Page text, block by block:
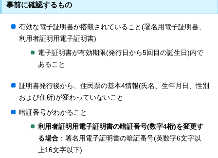
事前に確認するもの
有効な電子証明書が搭載されていること(署名用電子証明書、
利用者証明用電子証明書)
電子証明書が有効期限(発行日から5回目の誕生日)内で
あること
証明書発行後から、住民票の基本4情報(氏名、生年月日、性別
および住所)が変わっていないこと
暗証番号がわかること
利用者証明用電子証明書の暗証番号(数字4桁)を変更す
る場合 ：署名用電子証明書の暗証番号(英数字6文字以
上16文字以下)